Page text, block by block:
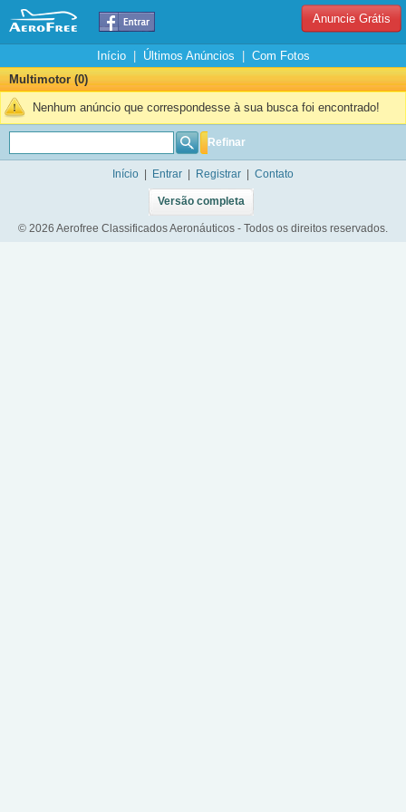
Anuncie Grátis
Início| Últimos Anúncios
Com Fotos
Multimotor (0)
Nenhum anúncio que correspondesse à sua busca foi encontrado!
Refinar
Início Entrar Registrar Contato
Versão completa
© 2026 Aerofree Classificados Aeronáuticos - Todos os direitos reservados.